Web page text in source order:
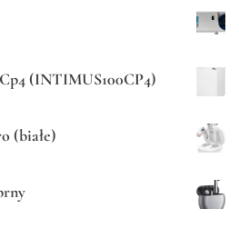
(INTIMUS100CP4)
(białe)